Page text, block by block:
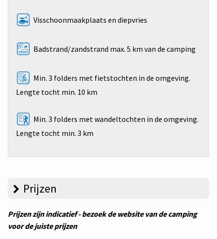
Visschoonmaakplaats en diepvries
Badstrand/zandstrand max. 5 km van de camping
Min. 3 folders met fietstochten in de omgeving.
Lengte tocht min. 10 km
Min. 3 folders met wandeltochten in de omgeving.
Lengte tocht min. 3 km
Prijzen
Prijzen zijn indicatief - bezoek de website van de camping
voor de juiste prijzen